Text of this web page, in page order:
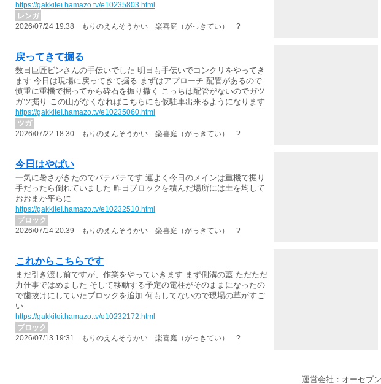
https://gakkitei.hamazo.tv/e10235803.html
レンガ
2026/07/24 19:38 もりのえんそうかい 楽喜庭（がっきてい） ?
戻ってきて掘る
数日巨匠ビンさんの手伝いでした 明日も手伝いでコンクリをやってき
ます 今日は現場に戻ってきて掘る まずはアプローチ 配管があるので
慎重に重機で掘ってから砕石を振り撒く こっちは配管がないのでガツ
ガツ掘り この山がなくなればこちらにも仮駐車出来るようになります
https://gakkitei.hamazo.tv/e10235060.html
ツガ
2026/07/22 18:30 もりのえんそうかい 楽喜庭（がっきてい） ?
今日はやばい
一気に暑さがきたのでバテバテです 運よく今日のメインは重機で掘り
手だったら倒れていました 昨日ブロックを積んだ場所には土を均して
おおまか平らに
https://gakkitei.hamazo.tv/e10232510.html
ブロック
2026/07/14 20:39 もりのえんそうかい 楽喜庭（がっきてい） ?
これからこちらです
まだ引き渡し前ですが、作業をやっていきます まず側溝の蓋 ただただ
力仕事ではめました そして移動する予定の電柱がそのままになったの
で歯抜けにしていたブロックを追加 何もしてないので現場の草がすご
い
https://gakkitei.hamazo.tv/e10232172.html
ブロック
2026/07/13 19:31 もりのえんそうかい 楽喜庭（がっきてい） ?
運営会社：オーセブ